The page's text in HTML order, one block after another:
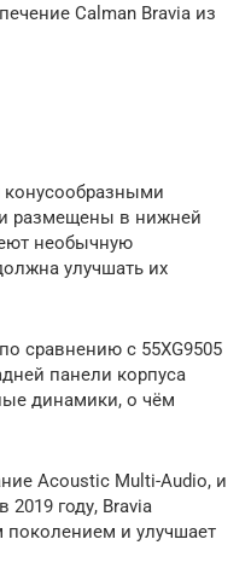
Calman Bravia из
конусообразными
размещены в нижней
необычную
улучшать их
сравнению с 55XG9505
панели корпуса
динамики, о чём
Acoustic Multi-Audio, и
году, Bravia
поколением и улучшает